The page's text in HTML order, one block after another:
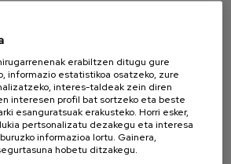
diseinuan
eginez
Egunean, hiriak nola eralda
nahi dugu, adin guztietarako
sortzeko. Gai horren
harira,...
erabiltzen ditugu gure
informazio estatistikoa osatzeko, zure
interes-taldeak zein diren
interesen profil bat sortzeko eta beste
esanguratsuak erakusteko. Horri esker,
pertsonalizatu dezakegu eta interesa
informazioa lortu. Gainera,
hobetu ditzakegu.